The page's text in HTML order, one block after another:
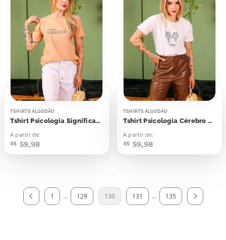
TSHIRTS ALGODÃO
Tshirt Psicologia Significado
A partir de:
R$ 59,98
TSHIRTS ALGODÃO
Tshirt Psicologia Cérebro Coração
A partir de:
R$ 59,98
1 ... 129 130 131 ... 135